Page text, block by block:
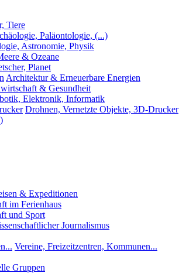
Tiere
Paläontologie, (...)
Astronomie, Physik
& Ozeane
Planet
Architektur & Erneuerbare Energien
& Gesundheit
Elektronik, Informatik
Drohnen, Vernetzte Objekte, 3D-Drucker
& Expeditionen
im Ferienhaus
und Sport
Journalismus
Vereine, Freizeitzentren, Kommunen...
Gruppen